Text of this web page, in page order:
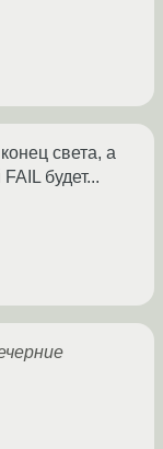
света, а
будет...